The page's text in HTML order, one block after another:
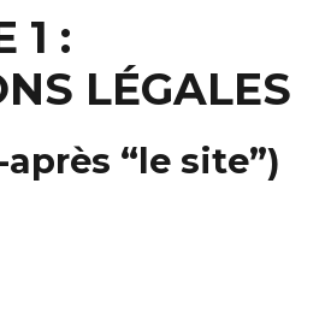
1 :
LÉGALES
après “le site”)